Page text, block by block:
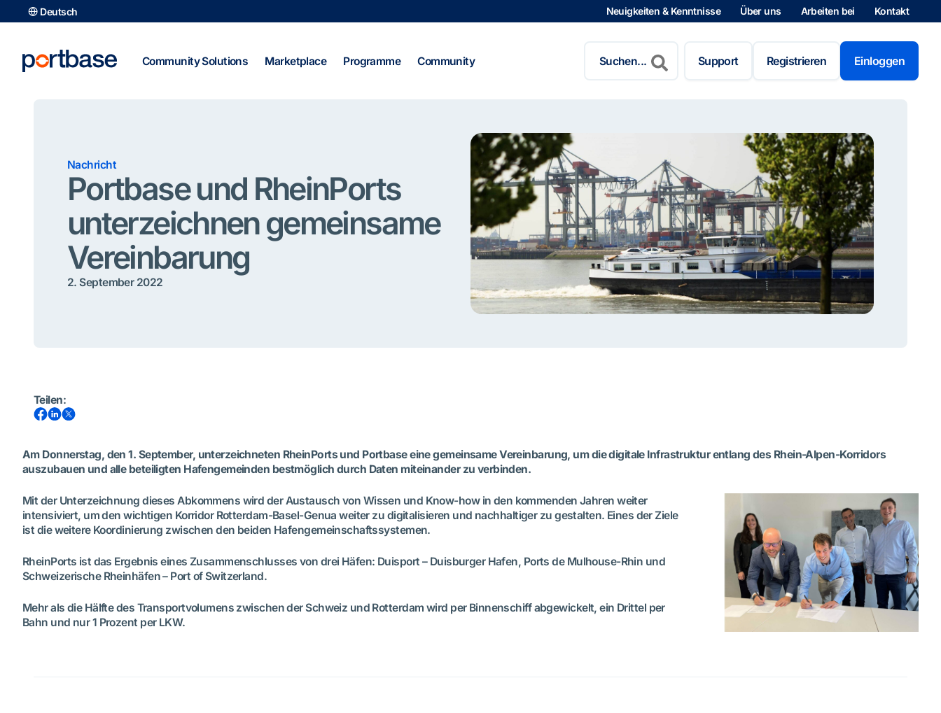
Inhalt
Deutsch Neuigkeiten & Kenntnisse Über uns Arbeiten bei Kontakt
Community Solutions Marketplace Programme Community
for:
Support Registrieren Einloggen
Nachricht
Portbase und RheinPorts
unterzeichnen gemeinsame
Vereinbarung
2. September 2022
Teilen:
Am Donnerstag, den 1. September, unterzeichneten RheinPorts und Portbase eine gemeinsame Vereinbarung, um die digitale Infrastruktur entlang des Rhein-Alpen-Korridors
auszubauen und alle beteiligten Hafengemeinden bestmöglich durch Daten miteinander zu verbinden.
Mit der Unterzeichnung dieses Abkommens wird der Austausch von Wissen und Know-how in den kommenden Jahren weiter
intensiviert, um den wichtigen Korridor Rotterdam-Basel-Genua weiter zu digitalisieren und nachhaltiger zu gestalten. Eines der Ziele
ist die weitere Koordinierung zwischen den beiden Hafengemeinschaftssystemen.
RheinPorts ist das Ergebnis eines Zusammenschlusses von drei Häfen: Duisport – Duisburger Hafen, Ports de Mulhouse-Rhin und
Schweizerische Rheinhäfen – Port of Switzerland.
Mehr als die Hälfte des Transportvolumens zwischen der Schweiz und Rotterdam wird per Binnenschiff abgewickelt, ein Drittel per
Bahn und nur 1 Prozent per LKW.